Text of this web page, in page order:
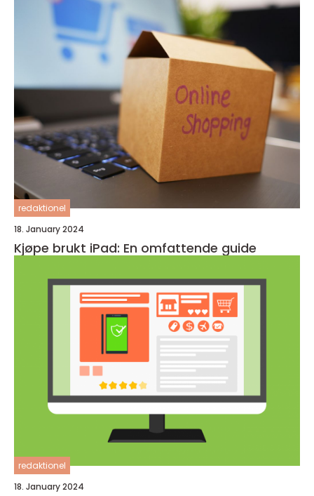
redaktionel
18. January 2024
Kjøpe brukt iPad: En omfattende guide
redaktionel
18. January 2024